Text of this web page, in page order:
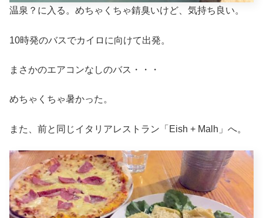
温泉？に入る。めちゃくちゃ錆臭いけど、気持ち良い。
10時発のバスでカイロに向けて出発。
まさかのエアコンなしのバス・・・
めちゃくちゃ暑かった。
また、前と同じイタリアレストラン「Eish + Malh」へ。